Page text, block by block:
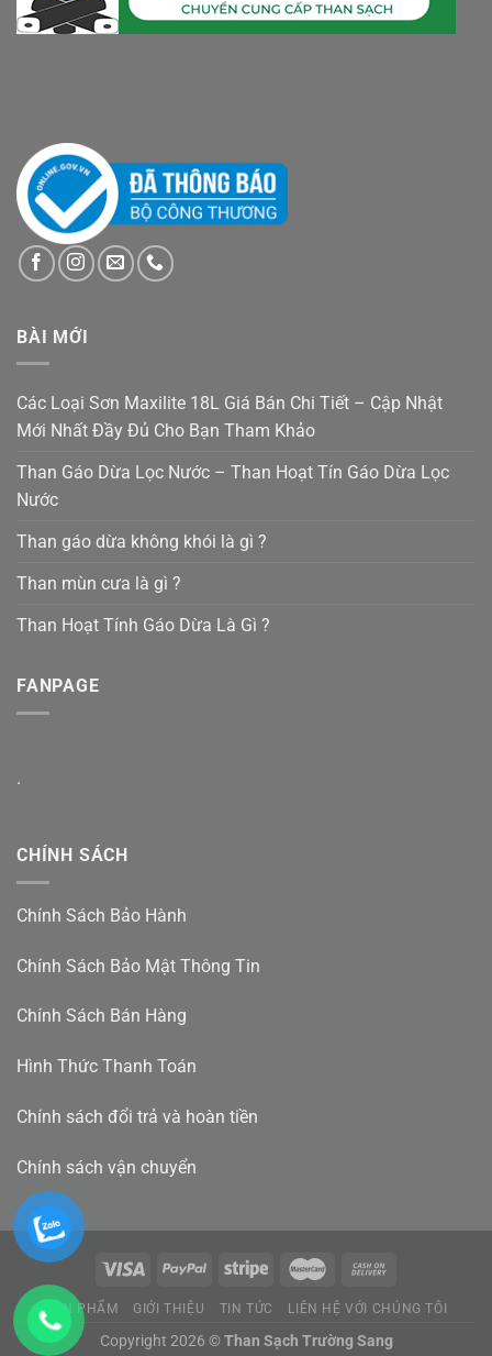
BÀI MỚI
Các Loại Sơn Maxilite 18L Giá Bán Chi Tiết – Cập Nhật
Mới Nhất Đầy Đủ Cho Bạn Tham Khảo
Than Gáo Dừa Lọc Nước – Than Hoạt Tín Gáo Dừa Lọc
Nước
Than gáo dừa không khói là gì ?
Than mùn cưa là gì ?
Than Hoạt Tính Gáo Dừa Là Gì ?
FANPAGE
.
CHÍNH SÁCH
Chính Sách Bảo Hành
Chính Sách Bảo Mật Thông Tin
Chính Sách Bán Hàng
Hình Thức Thanh Toán
Chính sách đổi trả và hoàn tiền
Chính sách vận chuyển
SẢN PHẨM GIỚI THIỆU TIN TỨC LIÊN HỆ VỚI CHÚNG TÔI
Copyright 2026 © Than Sạch Trường Sang